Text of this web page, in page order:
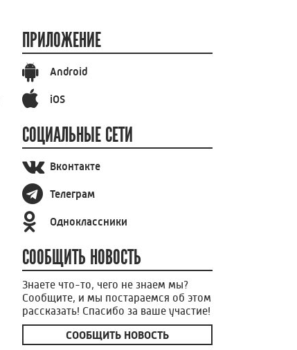
ПРИЛОЖЕНИЕ
Android
iOS
СОЦИАЛЬНЫЕ СЕТИ
Вконтакте
Телеграм
Одноклассники
СООБЩИТЬ НОВОСТЬ
Знаете что-то, чего не знаем мы?
Сообщите, и мы постараемся об этом
рассказать! Спасибо за ваше участие!
СООБЩИТЬ НОВОСТЬ